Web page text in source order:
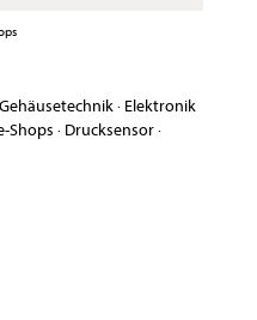
· Elektronik
Shops · Drucksensor·